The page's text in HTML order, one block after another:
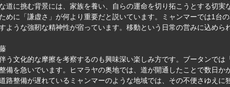
道に挑む背景には、家族を養い、自らの運命を切り拓こうとする切
めに「謙虚さ」が何より重要だと説いています。ミャンマーでは1台
うな強靭な精神性が宿っています。移動という日常の営みに込めら
う文化的な摩擦を考察するのも興味深い楽しみ方です。ブータンでは
備を急いでいます。ヒマラヤの奥地では、道が開通したことで数日
路整備が遅れているミャンマーのような地域では、その不便さゆえ